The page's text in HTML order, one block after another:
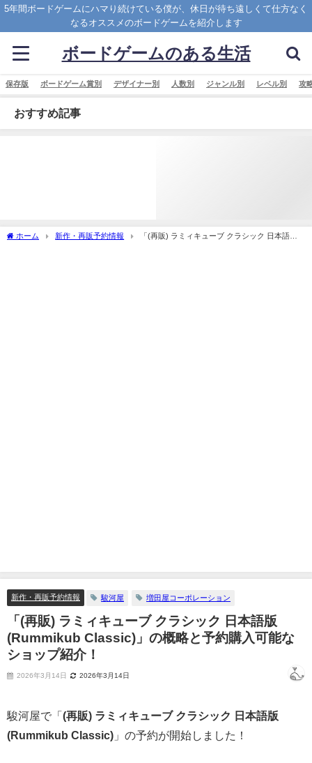
5年間ボードゲームにハマり続けている僕が、休日が待ち遠しくて仕方なく
なるオススメのボードゲームを紹介します
ボードゲームのある生活
保存版 ボードゲーム賞別 デザイナー別 人数別 ジャンル別 レベル別 攻
おすすめ記事
ホーム 新作・再販予約情報
「(再販) ラミィキューブ クラシック 日本語版
新作・再販予約情報 駿河屋 増田屋コーポレーション
「(再販) ラミィキューブ クラシック 日本語版
(Rummikub Classic)」の概略と予約購入可能な
ショップ紹介！
2026年3月14日 2026年3月14日
駿河屋で「 (再販) ラミィキューブ クラシック 日本語版
(Rummikub Classic) 」の予約が開始しました！